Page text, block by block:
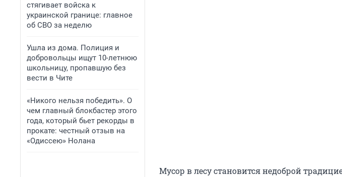
стягивает войска к
украинской границе: главное
об СВО за неделю
Ушла из дома. Полиция и
добровольцы ищут 10-летнюю
школьницу, пропавшую без
вести в Чите
«Никого нельзя победить». О
чем главный блокбастер этого
года, который бьет рекорды в
прокате: честный отзыв на
«Одиссею» Нолана
Мусор в лесу становится недоброй